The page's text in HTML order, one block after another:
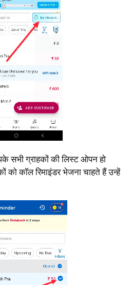
ग्राहकों की लिस्ट ओपन हो
को कॉल रिमाइंडर भेजना चाहते हैं उन्हें